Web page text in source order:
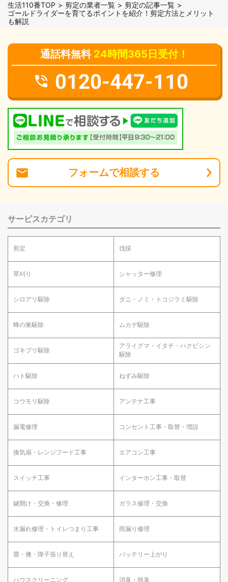
生活110番TOP 剪定の業者一覧
剪定の記事一覧
ゴールドライダーを育てるポイントを紹介！剪定方法とメリット
も解説
通話料無料 24時間365日受付！
0120-447-110
フォームで相談する
サービスカテゴリ
剪定 伐採
草刈り シャッター修理
シロアリ駆除 ダニ・ノミ・トコジラミ駆除
蜂の巣駆除 ムカデ駆除
ゴキブリ駆除
アライグマ・イタチ・ハクビシン
駆除
ハト駆除 ねずみ駆除
コウモリ駆除 アンテナ工事
漏電修理 コンセント工事・取替・増設
換気扇・レンジフード工事 エアコン工事
スイッチ工事 インターホン工事・取替
鍵開け・交換・修理 ガラス修理・交換
水漏れ修理・トイレつまり工事 雨漏り修理
畳・襖・障子張り替え バッテリー上がり
ハウスクリーニング 消臭・脱臭